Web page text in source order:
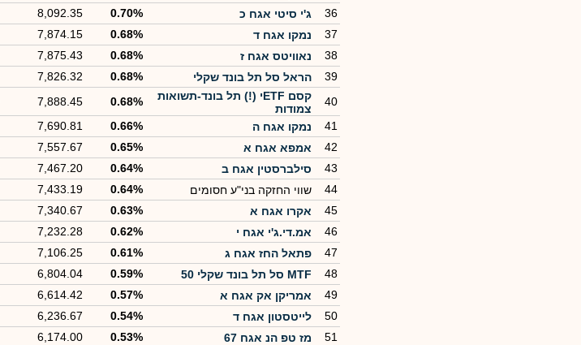
36
ג'י סיטי אגח כ 0.70%
8,092.35
37
נמקו אגח ד 0.68%
7,874.15
38
נאוויטס אגח ז 0.68%
7,875.43
39
הראל סל תל בונד שקלי 0.68%
7,826.32
40
קסם ETFי (!) תל בונד-תשואות
צמודות
0.68%
7,888.45
41
נמקו אגח ה 0.66%
7,690.81
42
אמפא אגח א 0.65%
7,557.67
43
סילברסטין אגח ב 0.64%
7,467.20
44
שווי החזקה בני"ע חסומים 0.64%
7,433.19
45
אקרו אגח א 0.63%
7,340.67
46
אמ.די.ג'י אגח י 0.62%
7,232.28
47
פתאל החז אגח ג 0.61%
7,106.25
48
MTF סל‏ תל בונד שקלי 50 0.59%
6,804.04
49
אמריקן אק אגח א 0.57%
6,614.42
50
לייטסטון אגח ד 0.54%
6,236.67
51
מז טפ הנ אגח 67 0.53%
6,174.00